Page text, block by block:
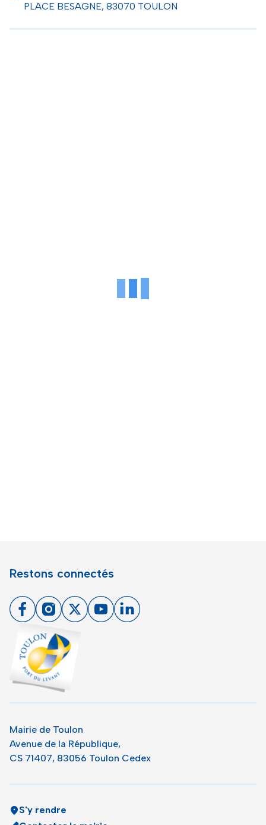
PLACE BESAGNE, 83070 TOULON
Restons connectés
FacebookInstagram
X YoutubeLinkedin
Mairie de Toulon
Avenue de la République,
CS 71407, 83056 Toulon Cedex
S'y rendre